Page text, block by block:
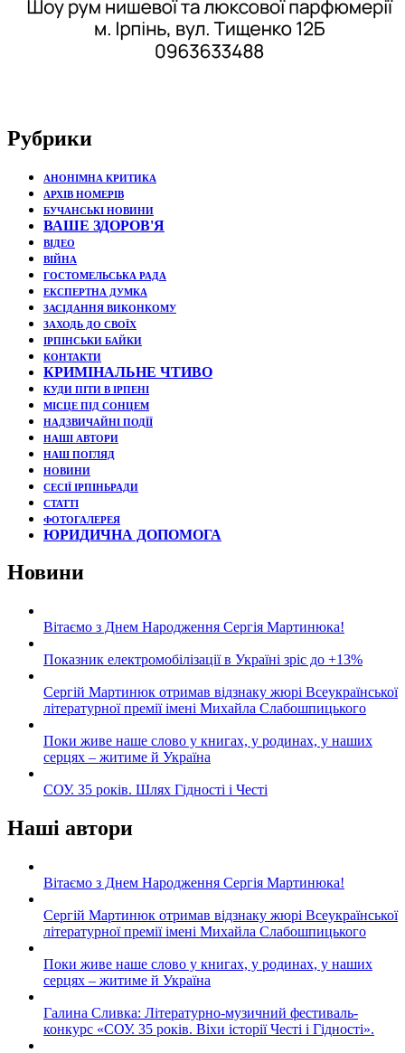
Рубрики
АНОНІМНА КРИТИКА
АРХІВ НОМЕРІВ
БУЧАНСЬКІ НОВИНИ
ВАШЕ ЗДОРОВ'Я
ВІДЕО
ВІЙНА
ГОСТОМЕЛЬСЬКА РАДА
ЕКСПЕРТНА ДУМКА
ЗАСІДАННЯ ВИКОНКОМУ
ЗАХОДЬ ДО СВОЇХ
ІРПІНСЬКИ БАЙКИ
КОНТАКТИ
КРИМІНАЛЬНЕ ЧТИВО
КУДИ ПІТИ В ІРПЕНІ
МІСЦЕ ПІД СОНЦЕМ
НАДЗВИЧАЙНІ ПОДЇЇ
НАШІ АВТОРИ
НАШ ПОГЛЯД
НОВИНИ
СЕСІЇ ІРПІНЬРАДИ
СТАТТІ
ФОТОГАЛЕРЕЯ
ЮРИДИЧНА ДОПОМОГА
Новини
Вітаємо з Днем Народження Сергія Мартинюка!
Показник електромобілізації в Україні зріс до +13%
Сергій Мартинюк отримав відзнаку жюрі Всеукраїнської
літературної премії імені Михайла Слабошпицького
Поки живе наше слово у книгах, у родинах, у наших
серцях – житиме й Україна
СОУ. 35 років. Шлях Гідності і Честі
Наші автори
Вітаємо з Днем Народження Сергія Мартинюка!
Сергій Мартинюк отримав відзнаку жюрі Всеукраїнської
літературної премії імені Михайла Слабошпицького
Поки живе наше слово у книгах, у родинах, у наших
серцях – житиме й Україна
Галина Сливка: Літературно-музичний фестиваль-
конкурс «СОУ. 35 років. Віхи історії Честі і Гідності».